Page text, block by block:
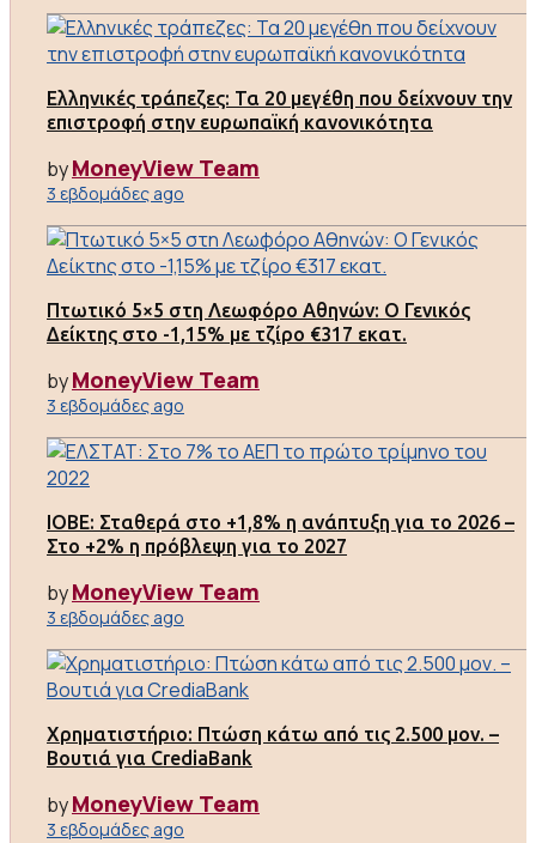
Ελληνικές τράπεζες: Τα 20 μεγέθη που δείχνουν την
επιστροφή στην ευρωπαϊκή κανονικότητα
byMoneyView Team
3 εβδομάδες ago
Πτωτικό 5×5 στη Λεωφόρο Αθηνών: Ο Γενικός
Δείκτης στο -1,15% με τζίρο €317 εκατ.
byMoneyView Team
3 εβδομάδες ago
ΙΟΒΕ: Σταθερά στο +1,8% η ανάπτυξη για το 2026 –
Στο +2% η πρόβλεψη για το 2027
byMoneyView Team
3 εβδομάδες ago
Χρηματιστήριο: Πτώση κάτω από τις 2.500 μον. –
Βουτιά για CrediaBank
byMoneyView Team
3 εβδομάδες ago